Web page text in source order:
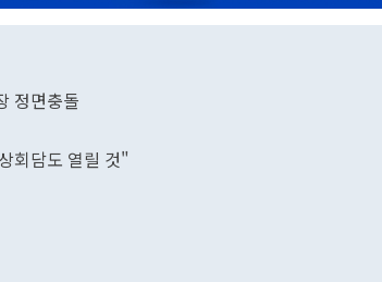
정면충돌
회담도 열릴 것"